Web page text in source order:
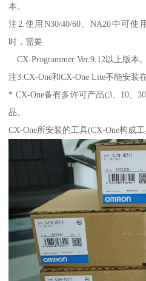
本。
注2.使用N30/40/60、NA20中可使
时，需要
CX-Programmer Ver.9.12以上版本。
注3.CX-One和CX-One Lite不能安装
* CX-One备有多许可产品(3、10、
品。
CX-One所安装的工具(CX-One构成工